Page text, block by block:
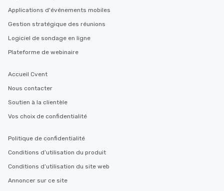
Applications d'événements mobiles
Gestion stratégique des réunions
Logiciel de sondage en ligne
Plateforme de webinaire
Accueil Cvent
Nous contacter
Soutien à la clientèle
Vos choix de confidentialité
Politique de confidentialité
Conditions d’utilisation du produit
Conditions d’utilisation du site web
Annoncer sur ce site